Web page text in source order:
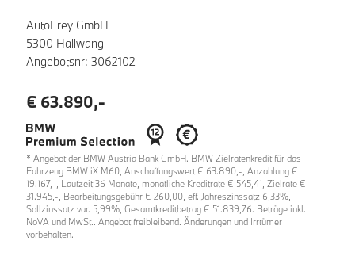
AutoFrey GmbH
5300 Hallwang
Angebotsnr: 3062102
€ 63.890,-
* Angebot der BMW Austria Bank GmbH. BMW Zielratenkredit für das
Fahrzeug BMW iX M60, Anschaffungswert € 63.890,-, Anzahlung €
19.167,-, Laufzeit 36 Monate, monatliche Kreditrate € 545,41, Zielrate €
31.945,-, Bearbeitungsgebühr € 260,00, eff. Jahreszinssatz 6,33%,
Sollzinssatz var. 5,99%, Gesamtkreditbetrag € 51.839,76. Beträge inkl.
NoVA und MwSt.. Angebot freibleibend. Änderungen und Irrtümer
vorbehalten.